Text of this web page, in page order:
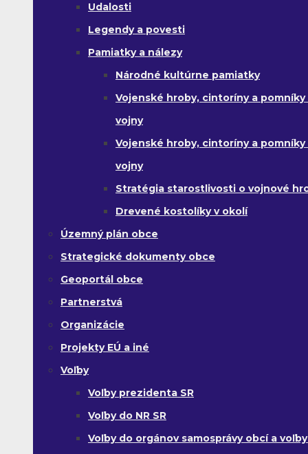
Udalosti
Legendy a povesti
Pamiatky a nálezy
Národné kultúrne pamiatky
Vojenské hroby, cintoríny a pomníky
vojny
Vojenské hroby, cintoríny a pomníky
vojny
Stratégia starostlivosti o vojnové
Drevené kostolíky v okolí
Územný plán obce
Strategické dokumenty obce
Geoportál obce
Partnerstvá
Organizácie
Projekty EÚ a iné
Voľby
Voľby prezidenta SR
Voľby do NR SR
Voľby do orgánov samosprávy obcí a